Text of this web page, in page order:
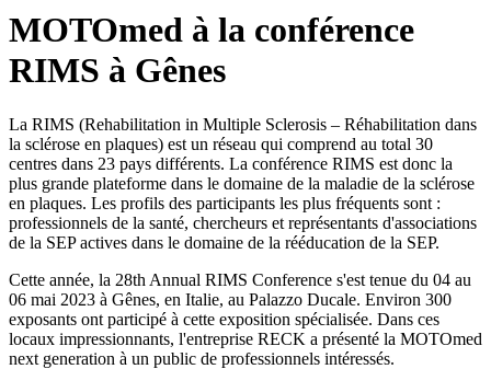
MOTOmed à la conférence
RIMS à Gênes
La RIMS (Rehabilitation in Multiple Sclerosis – Réhabilitation dans
la sclérose en plaques) est un réseau qui comprend au total 30
centres dans 23 pays différents. La conférence RIMS est donc la
plus grande plateforme dans le domaine de la maladie de la sclérose
en plaques. Les profils des participants les plus fréquents sont :
professionnels de la santé, chercheurs et représentants d'associations
de la SEP actives dans le domaine de la rééducation de la SEP.
Cette année, la 28th Annual RIMS Conference s'est tenue du 04 au
06 mai 2023 à Gênes, en Italie, au Palazzo Ducale. Environ 300
exposants ont participé à cette exposition spécialisée. Dans ces
locaux impressionnants, l'entreprise RECK a présenté la MOTOmed
next generation à un public de professionnels intéressés.